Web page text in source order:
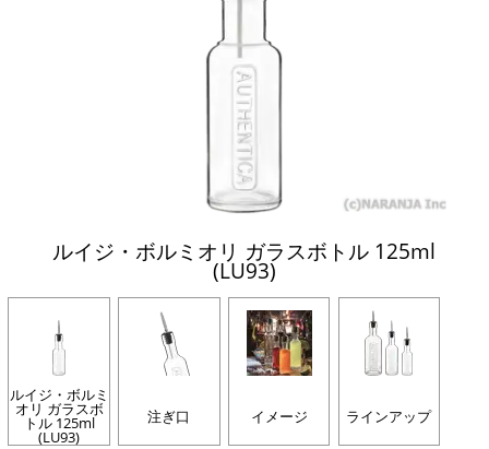
ルイジ・ボルミオリ ガラスボトル 125ml
(LU93)
ルイジ・ボルミ
オリ ガラスボ
トル 125ml
(LU93)
注ぎ口 イメージ ラインアップ